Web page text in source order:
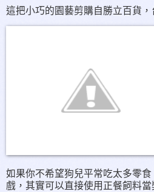
這把小巧的園藝剪購自勝立百貨，
如果你不希望狗兒平常吃太多零
戲，其實可以直接使用正餐飼料